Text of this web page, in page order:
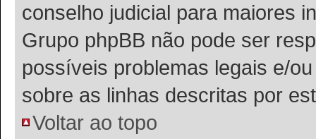
conselho judicial para maiores
Grupo phpBB não pode ser
possíveis problemas legais e/
sobre as linhas descritas por
Voltar ao topo